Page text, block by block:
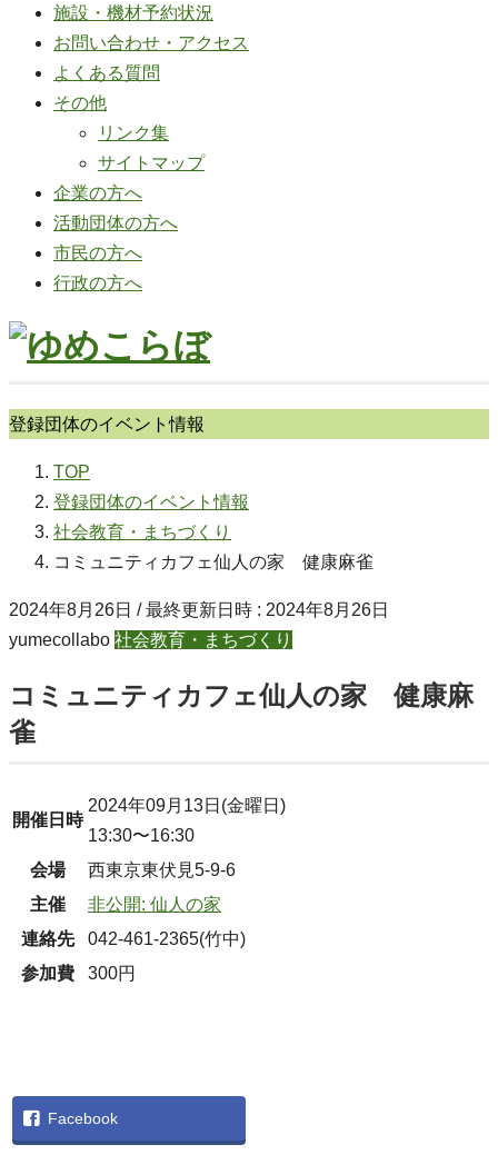
施設・機材予約状況
お問い合わせ・アクセス
よくある質問
その他
リンク集
サイトマップ
企業の方へ
活動団体の方へ
市民の方へ
行政の方へ
登録団体のイベント情報
TOP
登録団体のイベント情報
社会教育・まちづくり
コミュニティカフェ仙人の家 健康麻雀
2024年8月26日 / 最終更新日時 : 2024年8月26日
yumecollabo 社会教育・まちづくり
コミュニティカフェ仙人の家 健康麻
雀
開催日時
2024年09月13日(金曜日)
13:30〜16:30
会場
西東京東伏見5-9-6
主催
非公開: 仙人の家
連絡先
042-461-2365(竹中)
参加費
300円
Facebook